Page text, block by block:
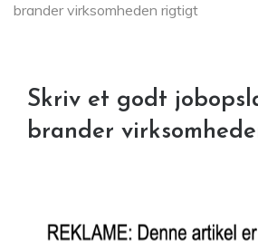
brander virksomheden rigtigt
Skriv et godt
brander